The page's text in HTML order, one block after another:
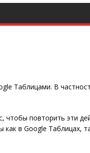
Таблицами. В
чтобы повторить эти
в Google Таблицах,